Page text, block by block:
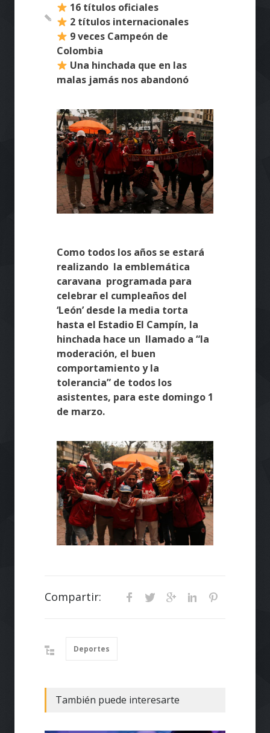
16 títulos oficiales
2 títulos internacionales
9 veces Campeón de
Colombia
Una hinchada que en las
malas jamás nos abandonó
Como todos los años se estará
realizando la emblemática
caravana programada para
celebrar el cumpleaños del
‘León’ desde la media torta
hasta el Estadio El Campín, la
hinchada hace un llamado a “la
moderación, el buen
comportamiento y la
tolerancia” de todos los
asistentes, para este domingo 1
de marzo.
Compartir:
Deportes
También puede interesarte